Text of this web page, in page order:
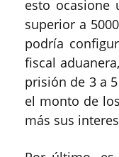
esto ocasione
superior a
podría
fiscal
prisión de 3 a
el monto de
más sus